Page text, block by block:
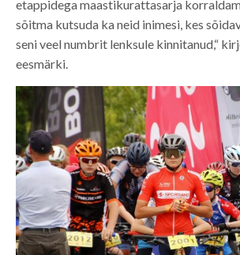
etappidega maastikurattasarja
sõitma kutsuda ka neid inimesi, kes
seni veel numbrit lenksule kinnitanud,“
eesmärki.